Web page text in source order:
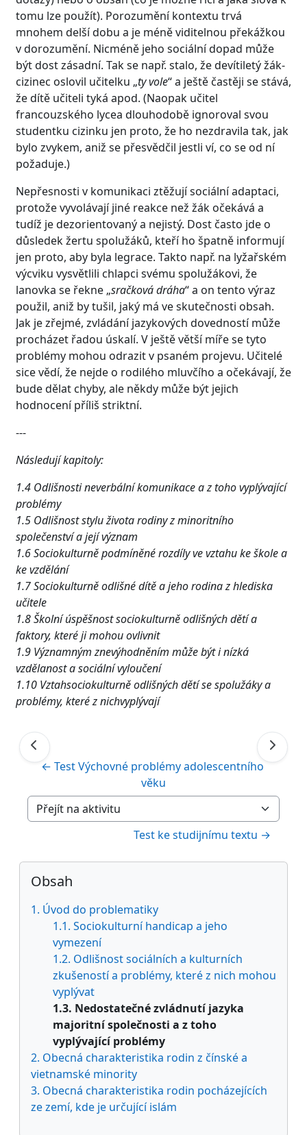
tomu lze použít). Porozumění kontextu trvá
mnohem delší dobu a je méně viditelnou překážkou
v dorozumění. Nicméně jeho sociální dopad může
být dost zásadní. Tak se např. stalo, že devítiletý žák-
cizinec oslovil učitelku „ty vole“ a ještě častěji se stává,
že dítě učiteli tyká apod. (Naopak učitel
francouzského lycea dlouhodobě ignoroval svou
studentku cizinku jen proto, že ho nezdravila tak, jak
bylo zvykem, aniž se přesvědčil jestli ví, co se od ní
požaduje.)
Nepřesnosti v komunikaci ztěžují sociální adaptaci,
protože vyvolávají jiné reakce než žák očekává a
tudíž je dezorientovaný a nejistý. Dost často jde o
důsledek žertu spolužáků, kteří ho špatně informují
jen proto, aby byla legrace. Takto např. na lyžařském
výcviku vysvětlili chlapci svému spolužákovi, že
lanovka se řekne „sračková dráha“ a on tento výraz
použil, aniž by tušil, jaký má ve skutečnosti obsah.
Jak je zřejmé, zvládání jazykových dovedností může
procházet řadou úskalí. V ještě větší míře se tyto
problémy mohou odrazit v psaném projevu. Učitelé
sice vědí, že nejde o rodilého mluvčího a očekávají, že
bude dělat chyby, ale někdy může být jejich
hodnocení příliš striktní.
---
Následují kapitoly:
1.4 Odlišnosti neverbální komunikace a z toho vyplývající
problémy
1.5 Odlišnost stylu života rodiny z minoritního
společenství a její význam
1.6 Sociokulturně podmíněné rozdíly ve vztahu ke škole a
ke vzdělání
1.7 Sociokulturně odlišné dítě a jeho rodina z hlediska
učitele
1.8 Školní úspěšnost sociokulturně odlišných dětí a
faktory, které ji mohou ovlivnit
1.9 Významným znevýhodněním může být i nízká
vzdělanost a sociální vyloučení
1.10 Vztahsociokulturně odlišných dětí se spolužáky a
problémy, které z nichvyplývají
← Test Výchovné problémy adolescentního
věku
Přejít na aktivitu
Test ke studijnímu textu →
Bloky
Přeskočit: Obsah
Obsah
1. Úvod do problematiky
1.1. Sociokulturní handicap a jeho
vymezení
1.2. Odlišnost sociálních a kulturních
zkušeností a problémy, které z nich mohou
vyplývat
1.3. Nedostatečné zvládnutí jazyka
majoritní společnosti a z toho
vyplývající problémy
2. Obecná charakteristika rodin z čínské a
vietnamské minority
3. Obecná charakteristika rodin pocházejících
ze zemí, kde je určující islám